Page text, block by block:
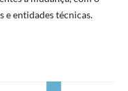
e entidades técnicas.